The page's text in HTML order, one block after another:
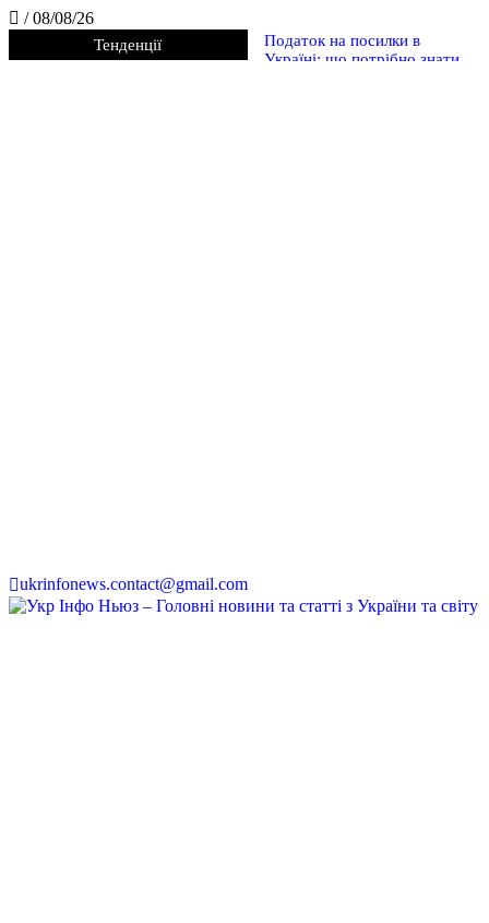
/ 08/08/26
Тенденції
Податок на посилки в
Україні: що потрібно знати
ukrinfonews.contact@gmail.com